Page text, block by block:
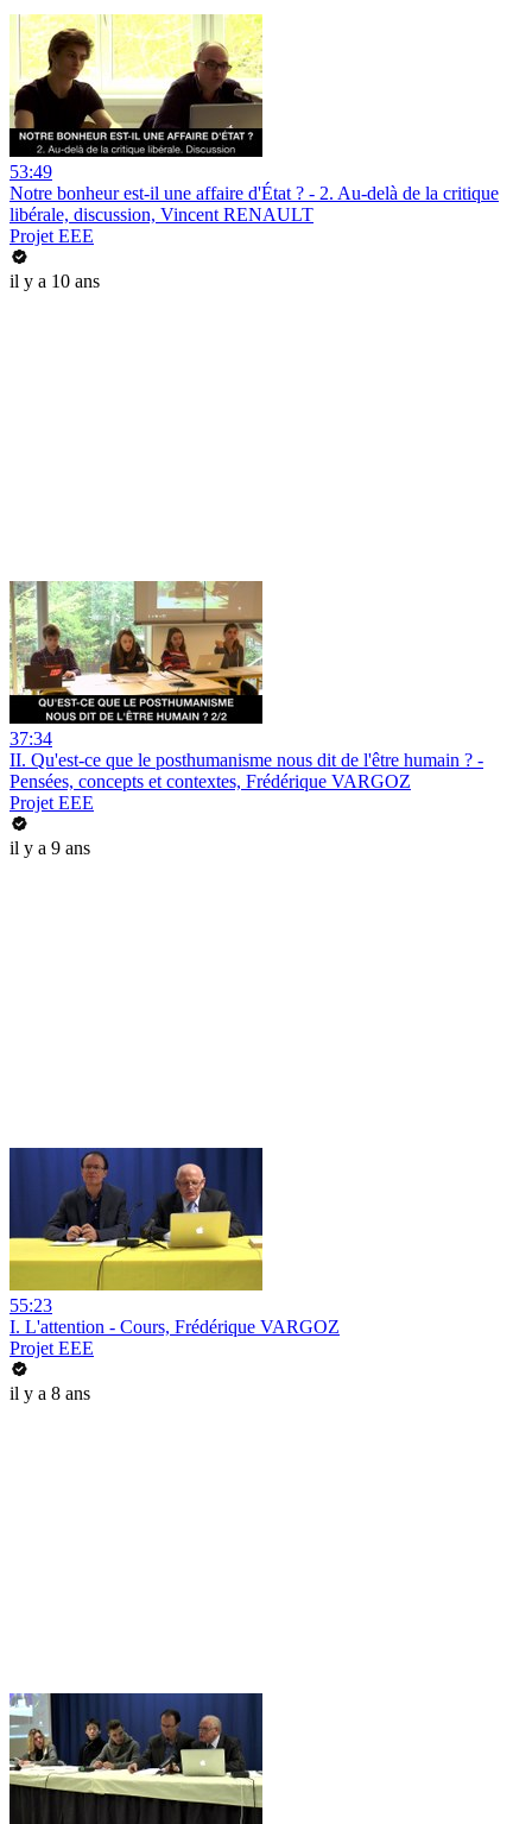
53:49
Notre bonheur est-il une affaire d'État ? - 2. Au-delà de la critique
libérale, discussion, Vincent RENAULT
Projet EEE
il y a 10 ans
37:34
II. Qu'est-ce que le posthumanisme nous dit de l'être humain ? -
Pensées, concepts et contextes, Frédérique VARGOZ
Projet EEE
il y a 9 ans
55:23
I. L'attention - Cours, Frédérique VARGOZ
Projet EEE
il y a 8 ans